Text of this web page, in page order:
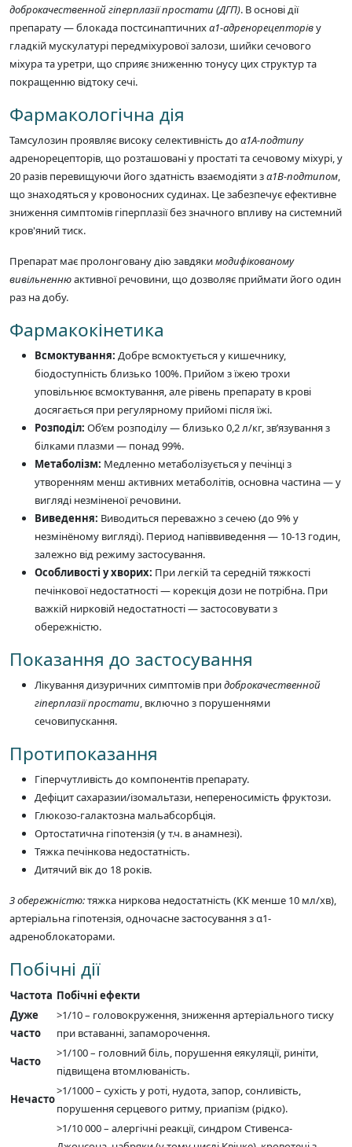
доброкачественной гіперплазії простати (ДГП). В основі дії
препарату — блокада постсинаптичнихα1-адренорецепторіву
гладкій мускулатурі передміхурової залози, шийки сечового
міхура та уретри, що сприяє зниженню тонусу цих структур та
покращенню відтоку сечі.
Фармакологічна дія
Тамсулозин проявляє високу селективність доα1А-подтипу
адренорецепторів, що розташовані у простаті та сечовому міхурі, у
20 разів перевищуючи його здатність взаємодіяти зα1В-подтипом,
що знаходяться у кровоносних судинах. Це забезпечує ефективне
зниження симптомів гіперплазії без значного впливу на системний
кров'яний тиск.
Препарат має пролонговану дію завдякимодифікованому
вивільненнюактивної речовини, що дозволяє приймати його один
раз на добу.
Фармакокінетика
Всмоктування: Добре всмоктується у кишечнику,
біодоступність близько 100%. Прийом з їжею трохи
уповільнює всмоктування, але рівень препарату в крові
досягається при регулярному прийомі після їжі.
Розподіл: Об’єм розподілу — близько 0,2 л/кг, зв’язування з
білками плазми — понад 99%.
Метаболізм: Медленно метаболізується у печінці з
утворенням менш активних метаболітів, основна частина — у
вигляді незміненої речовини.
Виведення: Виводиться переважно з сечею (до 9% у
незмінёному вигляді). Период напіввиведення — 10-13 годин,
залежно від режиму застосування.
Особливості у хворих: При легкій та середній тяжкості
печінкової недостатності — корекція дози не потрібна. При
важкій нирковій недостатності — застосовувати з
обережністю.
Показання до застосування
Лікування дизуричних симптомів придоброкачественной
гіперплазії простати, включно з порушеннями
сечовипускання.
Протипоказання
Гіперчутливість до компонентів препарату.
Дефіцит сахаразии/ізомальтази, непереносимість фруктози.
Глюкозо-галактозна мальабсорбція.
Ортостатична гіпотензія (у т.ч. в анамнезі).
Тяжка печінкова недостатність.
Дитячий вік до 18 років.
З обережністю:тяжка ниркова недостатність (КК менше 10 мл/хв),
артеріальна гіпотензія, одночасне застосування з α1-
адреноблокаторами.
Побічні дії
Частота Побічні ефекти
Дуже
часто
>1/10 – головокруження, зниження артеріального тиску
при вставанні, запаморочення.
Часто
>1/100 – головний біль, порушення еякуляції, риніти,
підвищена втомлюваність.
Нечасто
>1/1000 – сухість у роті, нудота, запор, сонливість,
порушення серцевого ритму, приапізм (рідко).
>1/10 000 – алергічні реакції, синдром Стивенса-